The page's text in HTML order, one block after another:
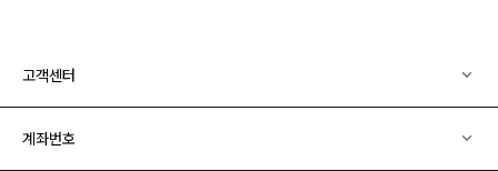
고객센터
계좌번호